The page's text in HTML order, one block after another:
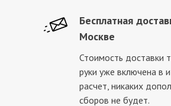
Бесплатная
Москве
Стоимость доставки
руки уже включена в
расчет, никаких
сборов не будет.